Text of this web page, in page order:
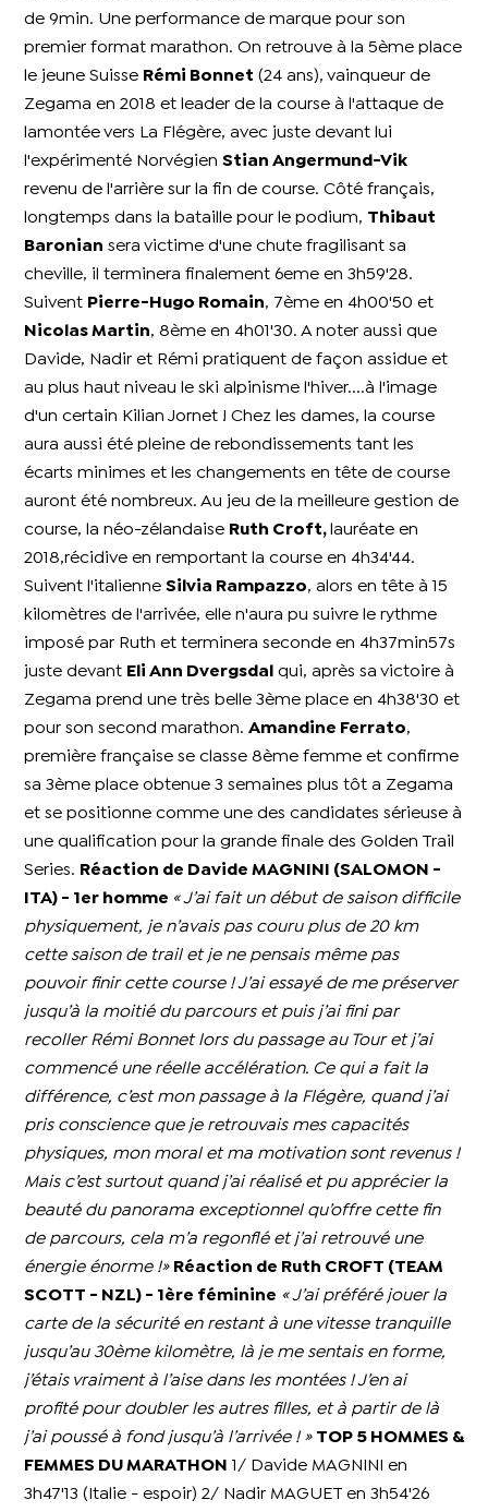
de 9min. Une performance de marque pour son
premier format marathon. On retrouve à la 5ème place
le jeune Suisse Rémi Bonnet (24 ans), vainqueur de
Zegama en 2018 et leader de la course à l'attaque de
lamontée vers La Flégère, avec juste devant lui
l'expérimenté NorvégienStian Angermund-Vik
revenu de l'arrière sur la fin de course. Côté français,
longtemps dans la bataille pour le podium, Thibaut
Baronian sera victime d'une chute fragilisant sa
cheville, il terminera finalement 6eme en 3h59'28.
Suivent Pierre-Hugo Romain, 7ème en 4h00'50 et
Nicolas Martin, 8ème en 4h01'30. A noter aussi que
Davide, Nadir et Rémi pratiquent de façon assidue et
au plus haut niveau le ski alpinisme l'hiver....à l'image
d'un certain Kilian Jornet ! Chez les dames, la course
aura aussi été pleine de rebondissements tant les
écarts minimes et les changements en tête de course
auront été nombreux. Au jeu de la meilleure gestion de
course, la néo-zélandaise Ruth Croft, lauréate en
2018,récidive en remportant la course en 4h34'44.
Suivent l'italienneSilvia Rampazzo, alors en tête à 15
kilomètres de l'arrivée, elle n'aura pu suivre le rythme
imposé par Ruth et terminera seconde en 4h37min57s
juste devant Eli Ann Dvergsdal
qui, après sa victoire à
Zegama prend une très belle 3ème place en 4h38'30 et
pour son second marathon.Amandine Ferrato,
première française se classe 8ème femme et confirme
sa 3ème place obtenue 3 semaines plus tôt a Zegama
et se positionne comme une des candidates sérieuse à
une qualification pour la grande finale des Golden Trail
Series.
Réaction de Davide MAGNINI (SALOMON -
ITA) - 1er homme « J’ai fait un début de saison difficile
physiquement, je n’avais pas couru plus de 20 km
cette saison de trail et je ne pensais même pas
pouvoir finir cette course ! J’ai essayé de me préserver
jusqu’à la moitié du parcours et puis j’ai fini par
recoller Rémi Bonnet lors du passage au Tour et j’ai
commencé une réelle accélération. Ce qui a fait la
différence, c’est mon passage à la Flégère, quand j’ai
pris conscience que je retrouvais mes capacités
physiques, mon moral et ma motivation sont revenus !
Mais c’est surtout quand j’ai réalisé et pu apprécier la
beauté du panorama exceptionnel qu’offre cette fin
de parcours, cela m’a regonflé et j’ai retrouvé une
énergie énorme !» Réaction de Ruth CROFT (TEAM
SCOTT - NZL) - 1ère féminine « J’ai préféré jouer la
carte de la sécurité en restant à une vitesse tranquille
jusqu’au 30ème kilomètre, là je me sentais en forme,
j’étais vraiment à l’aise dans les montées ! J’en ai
profité pour doubler les autres filles, et à partir de là
j’ai poussé à fond jusqu’à l’arrivée ! » TOP 5 HOMMES &
FEMMES DU MARATHON
1/ Davide MAGNINI en
3h47'13 (Italie - espoir) 2/ Nadir MAGUET en 3h54'26